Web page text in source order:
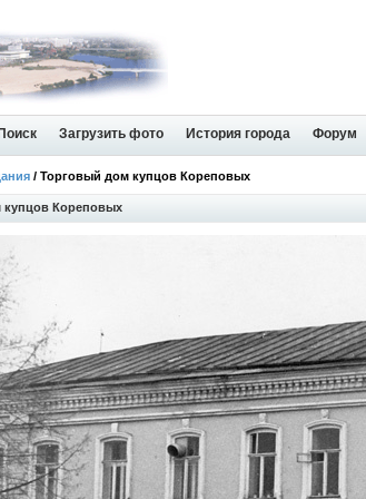
Поиск Загрузить фото История города Форум
/ Торговый дом купцов Кореповых
купцов Кореповых